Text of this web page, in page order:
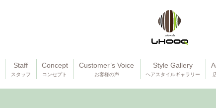
Staff
スタッフ
Concept
コンセプト
Customer’s Voice
お客様の声
Style Gallery
ヘアスタイルギャラリー